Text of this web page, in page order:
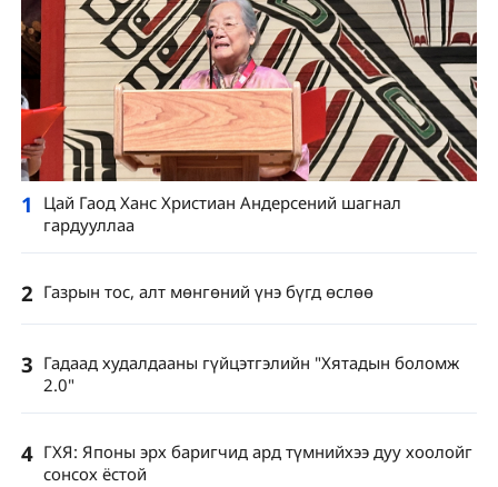
1
Цай Гаод Ханс Христиан Андерсений шагнал
гардууллаа
2 Газрын тос, алт мөнгөний үнэ бүгд өслөө
3 Гадаад худалдааны гүйцэтгэлийн "Хятадын боломж
2.0"
4 ГХЯ: Японы эрх баригчид ард түмнийхээ дуу хоолойг
сонсох ёстой